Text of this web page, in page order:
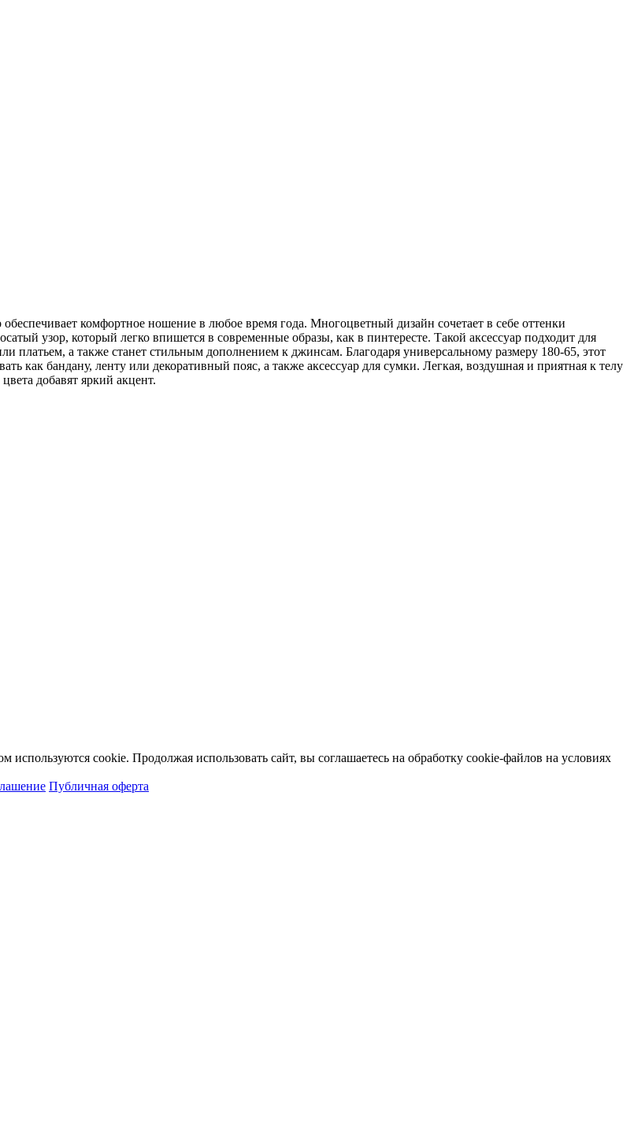
комфортное ношение в любое время года. Многоцветный дизайн сочетает в себе оттенки
узор, который легко впишется в современные образы, как в пинтересте. Такой аксессуар подходит для
платьем, а также станет стильным дополнением к джинсам. Благодаря универсальному размеру 180-65, этот
как бандану, ленту или декоративный пояс, а также аксессуар для сумки. Легкая, воздушная и приятная к телу
добавят яркий акцент.
cookie. Продолжая использовать сайт, вы соглашаетесь на обработку cookie-файлов на условиях
Публичная оферта